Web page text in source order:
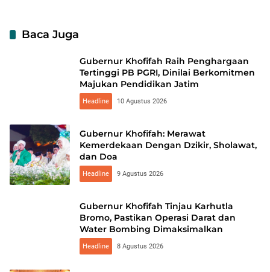
Baca Juga
Gubernur Khofifah Raih Penghargaan
Tertinggi PB PGRI, Dinilai Berkomitmen
Majukan Pendidikan Jatim
Headline 10 Agustus 2026
Gubernur Khofifah: Merawat
Kemerdekaan Dengan Dzikir, Sholawat,
dan Doa
Headline 9 Agustus 2026
Gubernur Khofifah Tinjau Karhutla
Bromo, Pastikan Operasi Darat dan
Water Bombing Dimaksimalkan
Headline 8 Agustus 2026